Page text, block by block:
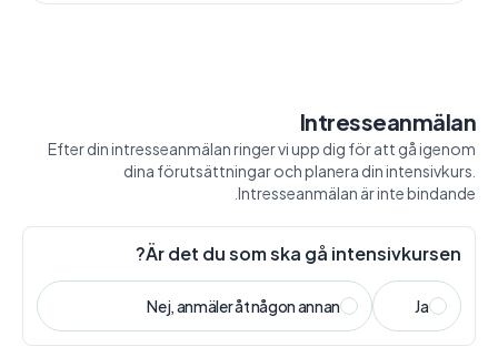
Intresseanmälan
Efter din intresseanmälan ringer vi upp dig för att gå igenom
dina förutsättningar och planera din intensivkurs.
Intresseanmälan är inte bindande.
Är det du som ska gå intensivkursen?
Ja
Nej, anmäler åt någon annan